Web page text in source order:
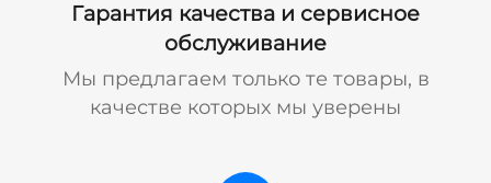
Гарантия качества и сервисное
обслуживание
Мы предлагаем только те товары, в
качестве которых мы уверены